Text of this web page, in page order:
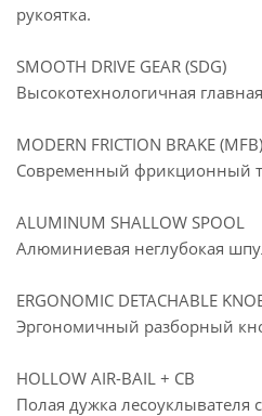
рукоятка.
SMOOTH DRIVE GEAR (SDG)
Высокотехнологичная
MODERN FRICTION BRAKE (MFB)
Современный фрикционный
ALUMINUM SHALLOW SPOOL
Алюминиевая неглубокая
ERGONOMIC DETACHABLE
Эргономичный разборный
HOLLOW AIR-BAIL + CB
Полая дужка лесоуклывателя